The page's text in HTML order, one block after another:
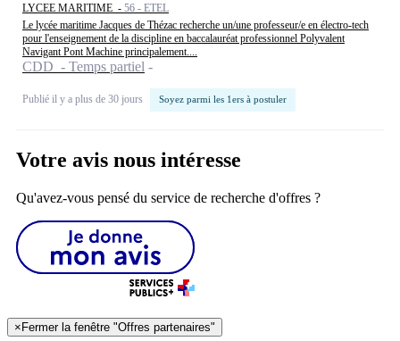
LYCEE MARITIME - 56 - ETEL
Le lycée maritime Jacques de Thézac recherche un/une professeur/e en électro-tech
pour l'enseignement de la discipline en baccalauréat professionnel Polyvalent
Navigant Pont Machine principalement....
CDD - Temps partiel
Publié il y a plus de 30 jours Soyez parmi les 1ers à postuler
Votre avis nous intéresse
Qu'avez-vous pensé du service de recherche d'offres ?
×Fermer la fenêtre "Offres partenaires"